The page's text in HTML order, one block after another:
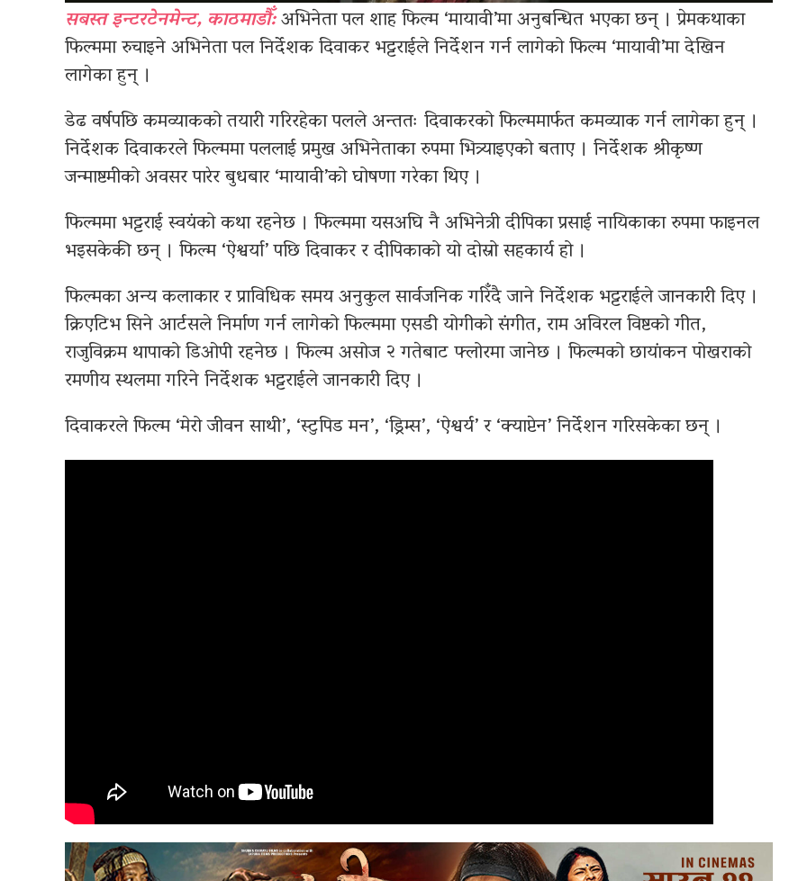
सबस्त इन्टरटेनमेन्ट, काठमाडौँ:अभिनेता पल शाह फिल्म ‘मायावी’मा अनुबन्धित भएका छन् । प्रेमकथाका
फिल्ममा रुचाइने अभिनेता पल निर्देशक दिवाकर भट्टराईले निर्देशन गर्न लागेको फिल्म ‘मायावी’मा देखिन
लागेका हुन् ।
डेढ वर्षपछि कमव्याकको तयारी गरिरहेका पलले अन्ततः दिवाकरको फिल्ममार्फत कमव्याक गर्न लागेका हुन् ।
निर्देशक दिवाकरले फिल्ममा पललाई प्रमुख अभिनेताका रुपमा भित्र्याइएको बताए । निर्देशक श्रीकृष्ण
जन्माष्टमीको अवसर पारेर बुधबार ‘मायावी’को घोषणा गरेका थिए ।
फिल्ममा भट्टराई स्वयंको कथा रहनेछ । फिल्ममा यसअघि नै अभिनेत्री दीपिका प्रसाई नायिकाका रुपमा फाइनल
भइसकेकी छन् । फिल्म ‘ऐश्वर्या’ पछि दिवाकर र दीपिकाको यो दोस्रो सहकार्य हो ।
फिल्मका अन्य कलाकार र प्राविधिक समय अनुकुल सार्वजनिक गरिँदै जाने निर्देशक भट्टराईले जानकारी दिए ।
क्रिएटिभ सिने आर्टसले निर्माण गर्न लागेको फिल्ममा एसडी योगीको संगीत, राम अविरल विष्टको गीत,
राजुविक्रम थापाको डिओपी रहनेछ । फिल्म असोज २ गतेबाट फ्लोरमा जानेछ । फिल्मको छायांकन पोखराको
रमणीय स्थलमा गरिने निर्देशक भट्टराईले जानकारी दिए ।
दिवाकरले फिल्म ‘मेरो जीवन साथी’, ‘स्टुपिड मन’, ‘ड्रिम्स’, ‘ऐश्वर्य’ र ‘क्याप्टेन’ निर्देशन गरिसकेका छन् ।